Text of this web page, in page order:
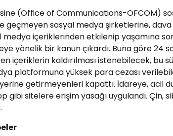
(Office of Communications-OFCOM)
geçmeyen sosyal medya şirketlerine,
medya içeriklerinden etkilenip
yönelik bir kanun çıkardı. Buna göre 24
içeriklerin kaldırılması istenebilecek,
platformuna yüksek para cezası
getirmeyenleri kapattı. İdareye, acil
gibi sitelere erişim yasağı uygulandı. Çin,